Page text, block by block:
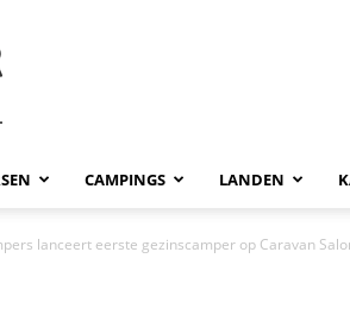
CAMPINGS LANDEN
lanceert eerste gezinscamper op Caravan